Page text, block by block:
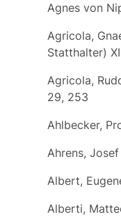
Agnes von
Agricola,
Statthalter)
Agricola,
29, 253
Ahlbecker,
Ahrens,
Albert,
Alberti,